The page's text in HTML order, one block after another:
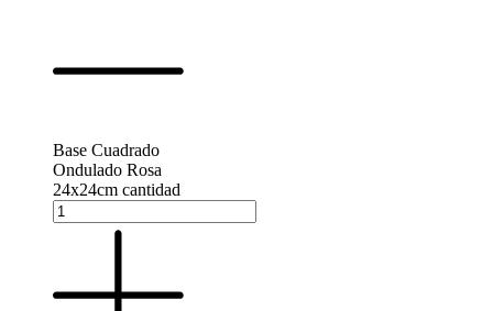
Base Cuadrado
Ondulado Rosa
24x24cm cantidad